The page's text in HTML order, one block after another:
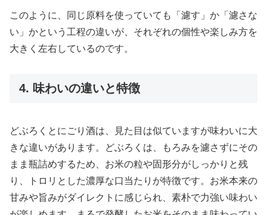
このように、同じ原料を使っていても「濾す」か「濾さな
い」かという工程の違いが、それぞれの個性や楽しみ方を
大きく左右しているのです。
4. 味わいの違いと特徴
どぶろくとにごり酒は、見た目は似ていますが味わいに大
きな違いがあります。どぶろくは、もろみを濾さずにその
まま瓶詰めするため、お米の粒や固形分がしっかりと残
り、トロリとした濃厚な口当たりが特徴です。お米本来の
甘みや旨みがダイレクトに感じられ、素朴で力強い味わい